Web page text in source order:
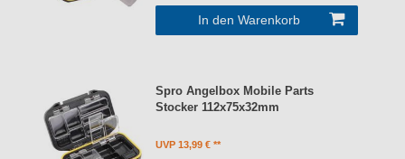
In den Warenkorb
Spro Angelbox Mobile Parts
Stocker 112x75x32mm
UVP 13,99 €